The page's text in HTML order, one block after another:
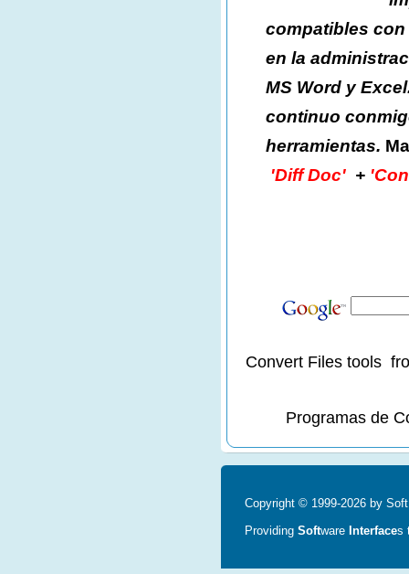
compatibles
en la
MS Word y
continuo
herramientas.
'Diff Doc' +
Convert Files tools
Programas de
Copyright © 1999-2026 by
Providing Software Interfaces